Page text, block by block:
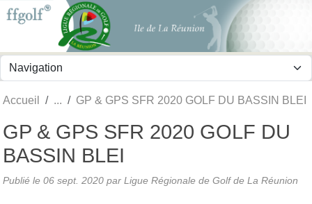
Accueil GP & GPS SFR 2020 GOLF DU BASSIN BLEI
GP & GPS SFR 2020 GOLF DU
BASSIN BLEI
Publié le 06 sept. 2020 par Ligue Régionale de Golf de La Réunion
Panneau de gestion des cookies